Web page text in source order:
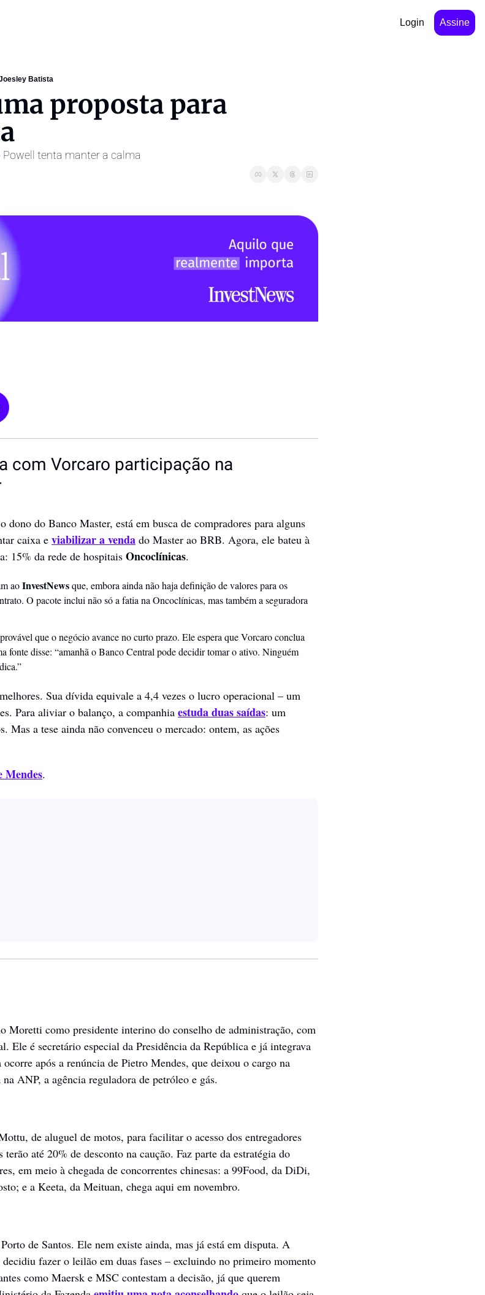
Login Assine
Batista
proposta para
tenta manter a calma
com Vorcaro participação na
dono do Banco Master, está em busca de compradores para alguns
caixa e viabilizar a venda do Master ao BRB. Agora, ele bateu à
15% da rede de hospitais Oncoclínicas.
ao InvestNews que, embora ainda não haja definição de valores para os
que o negócio avance no curto prazo. Ele espera que Vorcaro conclua
fonte disse: “amanhã o Banco Central pode decidir tomar o ativo. Ninguém
Sua dívida equivale a 4,4 vezes o lucro operacional – um
Para aliviar o balanço, a companhia estuda duas saídas: um
Mas a tese ainda não convenceu o mercado: ontem, as ações
Mendes.
Moretti como presidente interino do conselho de administração, com
Ele é secretário especial da Presidência da República e já integrava
após a renúncia de Pietro Mendes, que deixou o cargo na
ANP, a agência reguladora de petróleo e gás.
de aluguel de motos, para facilitar o acesso dos entregadores
até 20% de desconto na caução. Faz parte da estratégia do
em meio à chegada de concorrentes chinesas: a 99Food, da DiDi,
e a Keeta, da Meituan, chega aqui em novembro.
de Santos. Ele nem existe ainda, mas já está em disputa. A
fazer o leilão em duas fases – excluindo no primeiro momento
como Maersk e MSC contestam a decisão, já que querem